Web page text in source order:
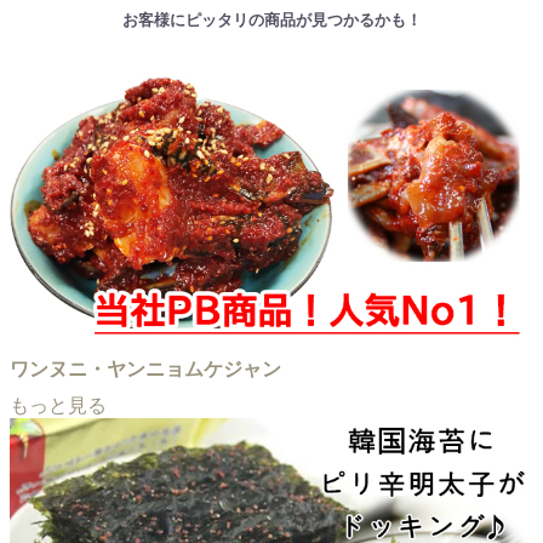
お客様にピッタリの商品が見つかるかも！
ワンヌニ・ヤンニョムケジャン
もっと見る